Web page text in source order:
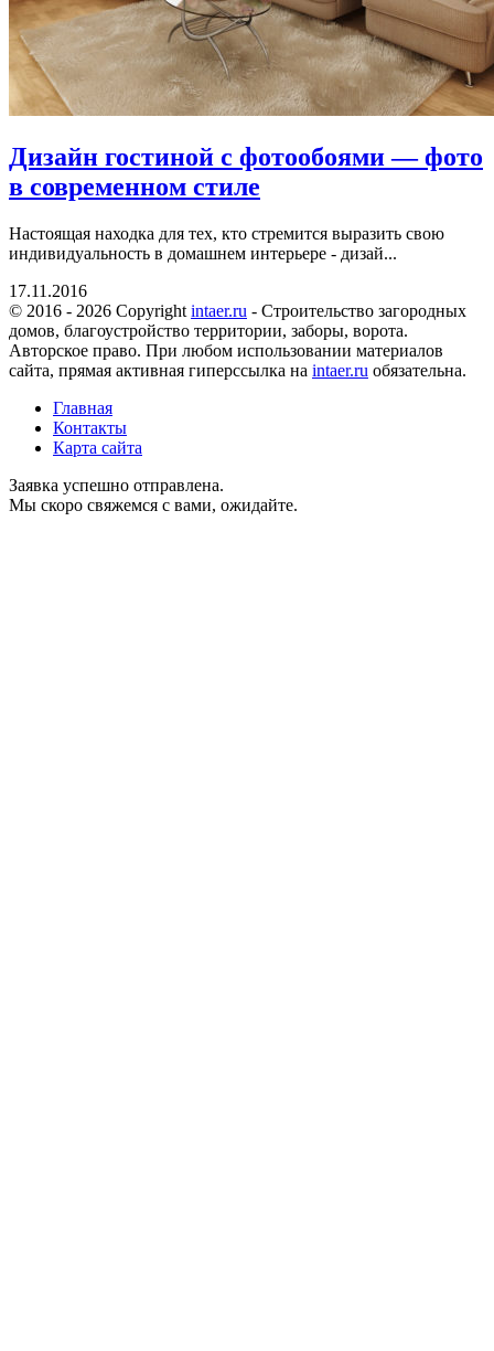
Дизайн гостиной с фотообоями — фото
в современном стиле
Настоящая находка для тех, кто стремится выразить свою
индивидуальность в домашнем интерьере - дизай...
17.11.2016
© 2016 - 2026 Copyright intaer.ru - Cтроительство загородных
домов, благоустройство территории, заборы, ворота.
Авторское право. При любом использовании материалов
сайта, прямая активная гиперссылка на intaer.ru обязательна.
Главная
Контакты
Карта сайта
Заявка успешно отправлена.
Мы скоро свяжемся с вами, ожидайте.